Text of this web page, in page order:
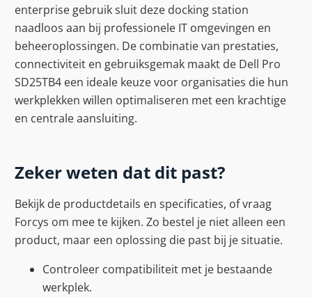
enterprise gebruik sluit deze docking station
naadloos aan bij professionele IT omgevingen en
beheeroplossingen. De combinatie van prestaties,
connectiviteit en gebruiksgemak maakt de Dell Pro
SD25TB4 een ideale keuze voor organisaties die hun
werkplekken willen optimaliseren met een krachtige
en centrale aansluiting.
Zeker weten dat dit past?
Bekijk de productdetails en specificaties, of vraag
Forcys om mee te kijken. Zo bestel je niet alleen een
product, maar een oplossing die past bij je situatie.
Controleer compatibiliteit met je bestaande
werkplek.